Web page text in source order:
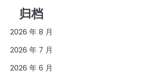
归档
2026 年 8 月
2026 年 7 月
2026 年 6 月